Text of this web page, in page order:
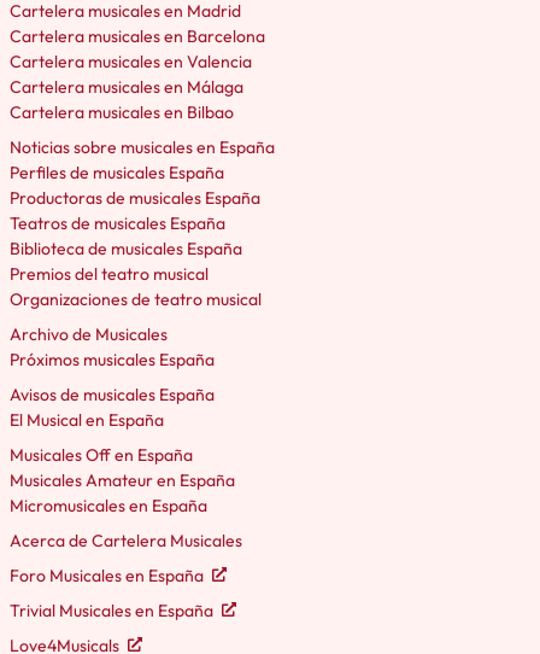
Cartelera musicales en Madrid
Cartelera musicales en Barcelona
Cartelera musicales en Valencia
Cartelera musicales en Málaga
Cartelera musicales en Bilbao
Noticias sobre musicales en España
Perfiles de musicales España
Productoras de musicales España
Teatros de musicales España
Biblioteca de musicales España
Premios del teatro musical
Organizaciones de teatro musical
Archivo de Musicales
Próximos musicales España
Avisos de musicales España
El Musical en España
Musicales Off en España
Musicales Amateur en España
Micromusicales en España
Acerca de Cartelera Musicales
Foro Musicales en España
Trivial Musicales en España
Love4Musicals